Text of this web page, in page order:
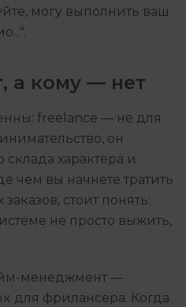
могу выполнить ваш
а кому — нет
freelance — не для
он
характера и
чем вы начнете тратить
стоит понять:
не просто выжить,
менеджмент —
для фрилансера. Когда